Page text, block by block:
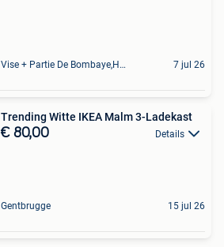
Vise + Partie De Bombaye,Hac- Court, Hermalle-Ss-Argenteau 7 jul 26
Trending Witte IKEA Malm 3-Ladekast
€ 80,00 Details
Gentbrugge 15 jul 26